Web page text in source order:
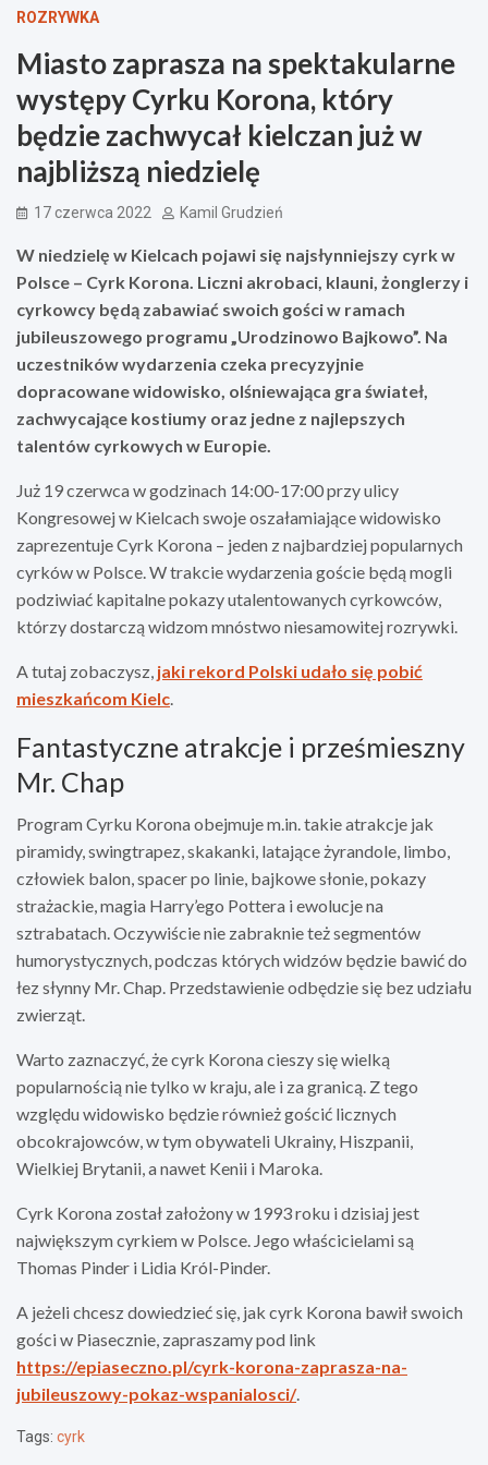
ROZRYWKA
Miasto zaprasza na spektakularne
występy Cyrku Korona, który
będzie zachwycał kielczan już w
najbliższą niedzielę
17 czerwca 2022 Kamil Grudzień
W niedzielę w Kielcach pojawi się najsłynniejszy cyrk w
Polsce – Cyrk Korona. Liczni akrobaci, klauni, żonglerzy i
cyrkowcy będą zabawiać swoich gości w ramach
jubileuszowego programu „Urodzinowo Bajkowo”. Na
uczestników wydarzenia czeka precyzyjnie
dopracowane widowisko, olśniewająca gra świateł,
zachwycające kostiumy oraz jedne z najlepszych
talentów cyrkowych w Europie.
Już 19 czerwca w godzinach 14:00-17:00 przy ulicy
Kongresowej w Kielcach swoje oszałamiające widowisko
zaprezentuje Cyrk Korona – jeden z najbardziej popularnych
cyrków w Polsce. W trakcie wydarzenia goście będą mogli
podziwiać kapitalne pokazy utalentowanych cyrkowców,
którzy dostarczą widzom mnóstwo niesamowitej rozrywki.
A tutaj zobaczysz, jaki rekord Polski udało się pobić
mieszkańcom Kielc
Fantastyczne atrakcje i prześmieszny
Mr. Chap
Program Cyrku Korona obejmuje m.in. takie atrakcje jak
piramidy, swingtrapez, skakanki, latające żyrandole, limbo,
człowiek balon, spacer po linie, bajkowe słonie, pokazy
strażackie, magia Harry’ego Pottera i ewolucje na
sztrabatach. Oczywiście nie zabraknie też segmentów
humorystycznych, podczas których widzów będzie bawić do
łez słynny Mr. Chap. Przedstawienie odbędzie się bez udziału
zwierząt.
Warto zaznaczyć, że cyrk Korona cieszy się wielką
popularnością nie tylko w kraju, ale i za granicą. Z tego
względu widowisko będzie również gościć licznych
obcokrajowców, w tym obywateli Ukrainy, Hiszpanii,
Wielkiej Brytanii, a nawet Kenii i Maroka.
Cyrk Korona został założony w 1993 roku i dzisiaj jest
największym cyrkiem w Polsce. Jego właścicielami są
Thomas Pinder i Lidia Król-Pinder.
A jeżeli chcesz dowiedzieć się, jak cyrk Korona bawił swoich
gości w Piasecznie, zapraszamy pod link
https://epiaseczno.pl/cyrk-korona-zaprasza-na-
jubileuszowy-pokaz-wspanialosci/.
Tags: cyrk